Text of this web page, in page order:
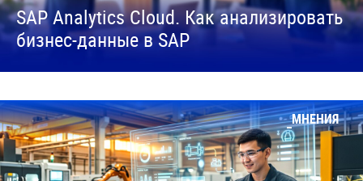
SAP Analytics Cloud. Как анализировать
бизнес-данные в SAP
МНЕНИЯ